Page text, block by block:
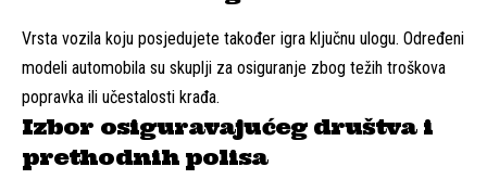
Vrsta vozila koju posjedujete također igra ključnu ulogu. Određeni
modeli automobila su skuplji za osiguranje zbog težih troškova
popravka ili učestalosti krađa.
Izbor osiguravajućeg društva i
prethodnih polisa